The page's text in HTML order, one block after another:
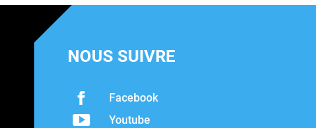
NOUS SUIVRE
Facebook
Youtube